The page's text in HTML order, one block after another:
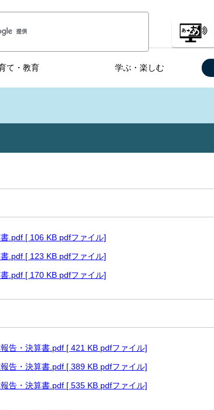
て・教育 学ぶ・楽しむ
.pdf [ 106 KB pdfファイル]
.pdf [ 123 KB pdfファイル]
.pdf [ 170 KB pdfファイル]
告・決算書.pdf [ 421 KB pdfファイル]
告・決算書.pdf [ 389 KB pdfファイル]
告・決算書.pdf [ 535 KB pdfファイル]